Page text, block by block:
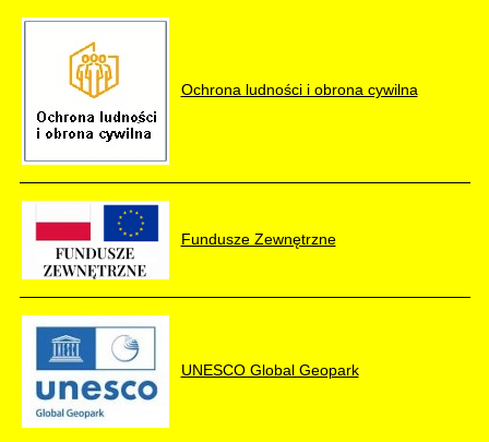
Ochrona ludności i obrona cywilna
Fundusze Zewnętrzne
UNESCO Global Geopark